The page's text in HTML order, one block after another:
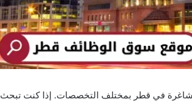
الشاغرة في قطر بمختلف التخصصات. إذا كنت تبحث